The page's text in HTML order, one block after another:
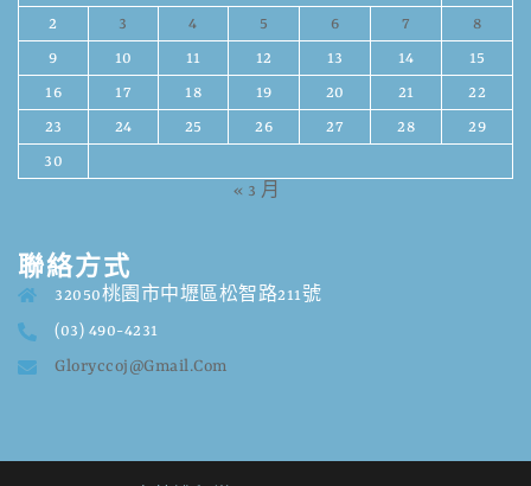
2
3 4 5 6 7
8
9
10 11 12 13 14
15
16
17 18 19 20 21
22
23
24 25 26 27 28
29
30
« 3 月
聯絡方式
32050桃園市中壢區松智路211號
(03) 490-4231
Gloryccoj@gmail.com